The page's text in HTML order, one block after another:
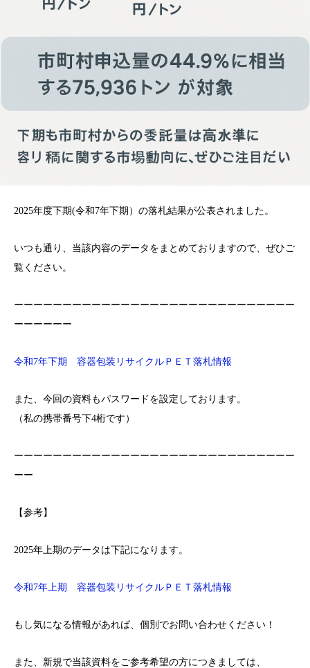
2025年度下期(令和7年下期）の落札結果が公表されました。
いつも通り、当該内容のデータをまとめておりますので、ぜひご
覧ください。
ーーーーーーーーーーーーーーーーーーーーーーーーーーーーー
ーーーーーー
令和7年下期 容器包装リサイクルＰＥＴ落札情報
また、今回の資料もパスワードを設定しております。
（私の携帯番号下4桁です）
ーーーーーーーーーーーーーーーーーーーーーーーーーーーーー
ーー
【参考】
2025年上期のデータは下記になります。
令和7年上期 容器包装リサイクルＰＥＴ落札情報
もし気になる情報があれば、個別でお問い合わせください！
また、新規で当該資料をご参考希望の方につきましては、